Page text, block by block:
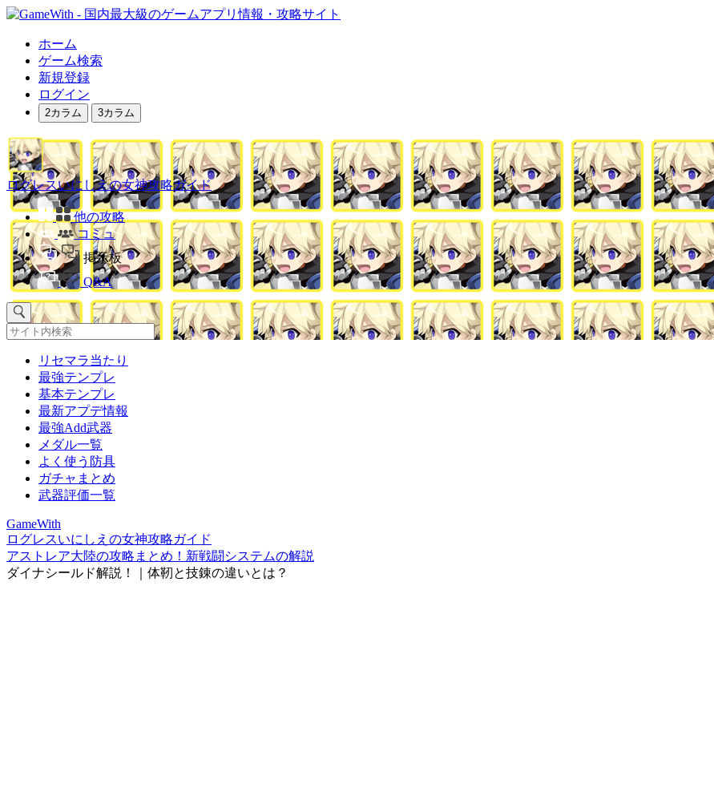
ホーム
ゲーム検索
新規登録
ログイン
2カラム 3カラム
ログレスいにしえの女神攻略ガイド
他の攻略
コミュ
掲示板
Q&A
リセマラ当たり
最強テンプレ
基本テンプレ
最新アプデ情報
最強Add武器
メダル一覧
よく使う防具
ガチャまとめ
武器評価一覧
GameWith
ログレスいにしえの女神攻略ガイド
アストレア大陸の攻略まとめ！新戦闘システムの解説
ダイナシールド解説！｜体靭と技錬の違いとは？